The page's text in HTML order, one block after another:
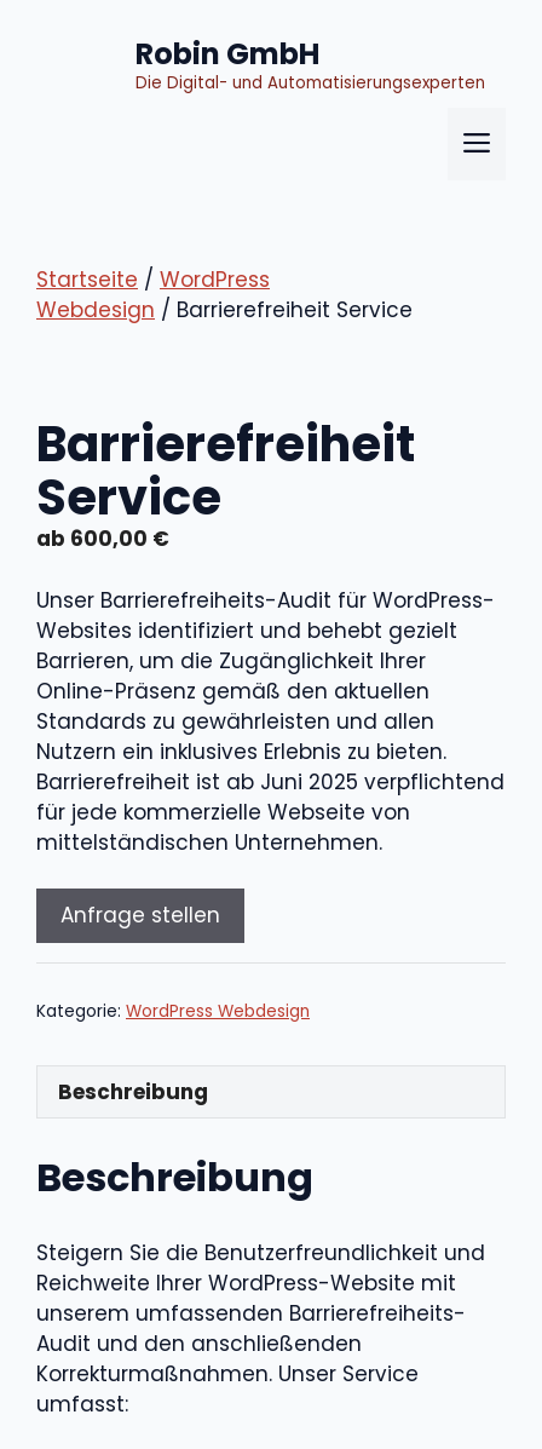
Robin GmbH
Die Digital- und Automatisierungsexperten
Startseite / WordPress
Webdesign / Barrierefreiheit Service
Barrierefreiheit
Service
600,00 €
Unser Barrierefreiheits-Audit für WordPress-
Websites identifiziert und behebt gezielt
Barrieren, um die Zugänglichkeit Ihrer
Online-Präsenz gemäß den aktuellen
Standards zu gewährleisten und allen
Nutzern ein inklusives Erlebnis zu bieten.
Barrierefreiheit ist ab Juni 2025 verpflichtend
für jede kommerzielle Webseite von
mittelständischen Unternehmen.
Anfrage stellen
Kategorie: WordPress Webdesign
Beschreibung
Beschreibung
Steigern Sie die Benutzerfreundlichkeit und
Reichweite Ihrer WordPress-Website mit
unserem umfassenden Barrierefreiheits-
Audit und den anschließenden
Korrekturmaßnahmen. Unser Service
umfasst:​